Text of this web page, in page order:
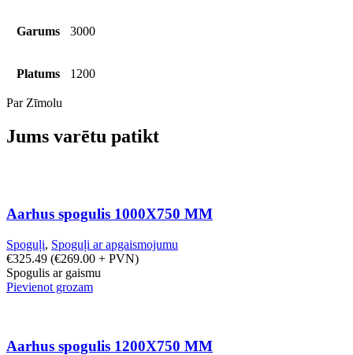
Garums 3000
Platums 1200
Par Zīmolu
Jums varētu patikt
Aarhus spogulis 1000X750 MM
Spoguļi, Spoguļi ar apgaismojumu
€325.49 (€269.00 + PVN)
Spogulis ar gaismu
Pievienot grozam
Aarhus spogulis 1200X750 MM